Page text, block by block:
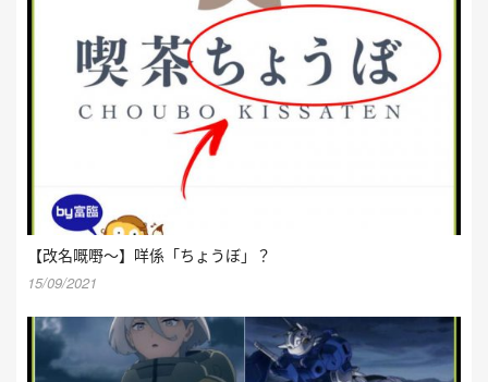
【改名嘅嘢～】咩係「ちょうぼ」？
15/09/2021